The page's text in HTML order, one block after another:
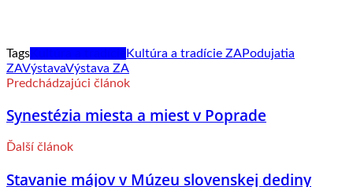
Tags Kultúra a tradície ZAPodujatia
ZAVýstavaVýstava ZA
Predchádzajúci článok
Synestézia miesta a miest v Poprade
Ďalší článok
Stavanie májov v Múzeu slovenskej dediny